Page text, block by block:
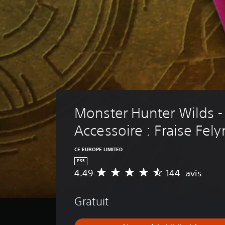
Monster Hunter Wilds
Accessoire : Fraise
CE EUROPE LIMITED
PS5
M
e
n
4.49 144 avis
Gratuit